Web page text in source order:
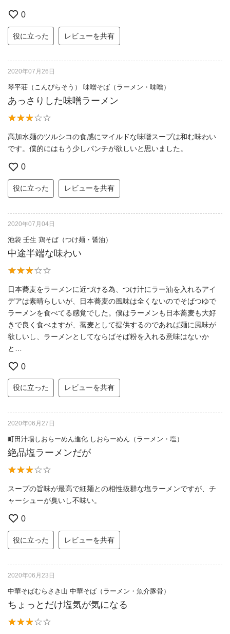
0
役に立った レビューを共有
2020年07月26日
琴平荘（こんぴらそう） 味噌そば（ラーメン・味噌）
あっさりした味噌ラーメン
高加水麺のツルシコの食感にマイルドな味噌スープは和む味わい
です。僕的にはもう少しパンチが欲しいと思いました。
0
役に立った レビューを共有
2020年07月04日
池袋 壬生 鶏そば（つけ麺・醤油）
中途半端な味わい
日本蕎麦をラーメンに近づける為、つけ汁にラー油を入れるアイ
デアは素晴らしいが、日本蕎麦の風味は全くないのでそばつゆで
ラーメンを食べてる感覚でした。僕はラーメンも日本蕎麦も大好
きで良く食べますが、蕎麦として提供するのであれば麺に風味が
欲しいし、ラーメンとしてならばそば粉を入れる意味はないか
と…
0
役に立った レビューを共有
2020年06月27日
町田汁場しおらーめん進化 しおらーめん（ラーメン・塩）
絶品塩ラーメンだが
スープの旨味が最高で細麺との相性抜群な塩ラーメンですが、チ
ャーシューが臭いし不味い。
0
役に立った レビューを共有
2020年06月23日
中華そばむらさき山 中華そば（ラーメン・魚介豚骨）
ちょっとだけ塩気が気になる